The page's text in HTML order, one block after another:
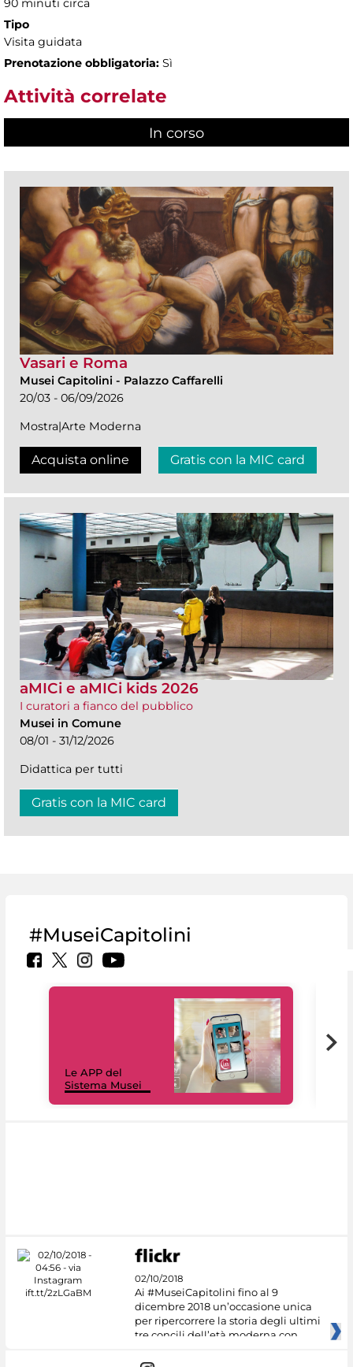
90 minuti circa
Tipo
Visita guidata
Prenotazione obbligatoria: Sì
Attività correlate
In corso
Vasari e Roma
Musei Capitolini - Palazzo Caffarelli
20/03 - 06/09/2026
Mostra|Arte Moderna
Acquista online Gratis con la MIC card
aMICi e aMICi kids 2026
I curatori a fianco del pubblico
Musei in Comune
08/01 - 31/12/2026
Didattica per tutti
Gratis con la MIC card
#MuseiCapitolini
Le APP del
Sistema Musei
02/10/2018
Ai #MuseiCapitolini fino al 9
dicembre 2018 un’occasione unica
per ripercorrere la storia degli ultimi
tre concili dell’età moderna con